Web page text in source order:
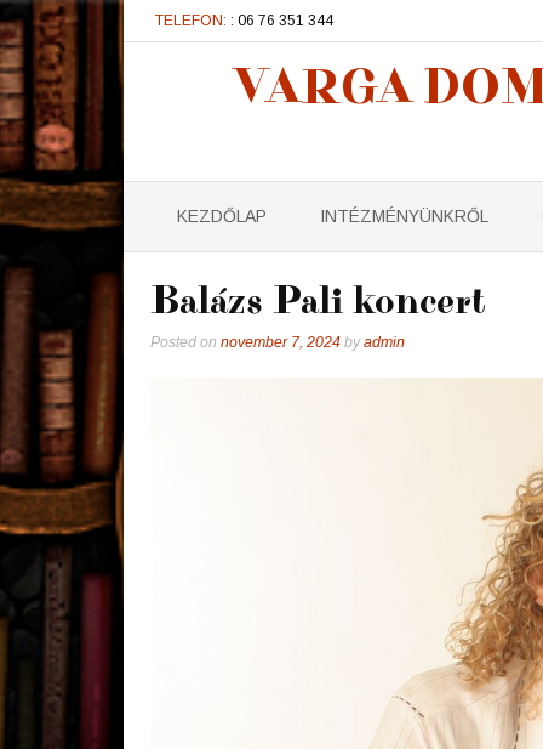
TELEFON: : 06 76 351 344
VARGA
KEZDŐLAP INTÉZMÉNYÜNKRŐL
Balázs Pali koncert
Posted on november 7, 2024 byadmin